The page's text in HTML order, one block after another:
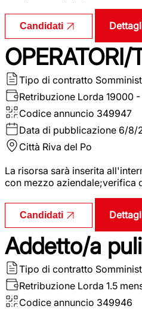
Candidati
OPERATORI/
Tipo di contratto
Retribuzione Lorda 19000
Codice annuncio 349947
Data di pubblicazione 6/8/
Città Riva del Po
La risorsa sarà inserita
con mezzo aziendale;verifica
Candidati
Addetto/a
Tipo di contratto
Retribuzione Lorda 1.5
Codice annuncio 349946